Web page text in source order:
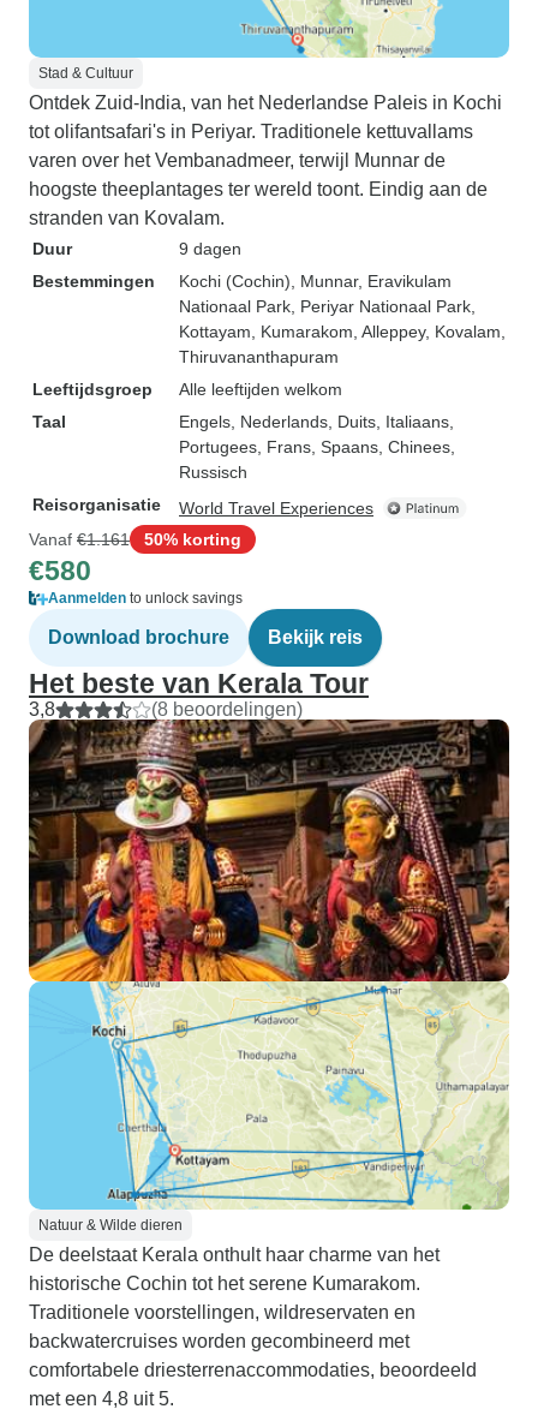
Stad & Cultuur
Ontdek Zuid-India, van het Nederlandse Paleis in Kochi
tot olifantsafari's in Periyar. Traditionele kettuvallams
varen over het Vembanadmeer, terwijl Munnar de
hoogste theeplantages ter wereld toont. Eindig aan de
stranden van Kovalam.
Duur
9 dagen
Bestemmingen
Kochi (Cochin) , Munnar, Eravikulam
Nationaal Park , Periyar Nationaal Park
Kottayam , Kumarakom , Alleppey, Kovalam
Thiruvananthapuram
Leeftijdsgroep
Alle leeftijden welkom
Taal
Engels, Nederlands, Duits, Italiaans,
Portugees, Frans, Spaans, Chinees,
Russisch
Reisorganisatie
World Travel Experiences
Vanaf €1.161 50% korting
€580
Aanmelden to unlock savings
Download brochure Bekijk reis
Het beste van Kerala Tour
3,8 (8 beoordelingen)
Natuur & Wilde dieren
De deelstaat Kerala onthult haar charme van het
historische Cochin tot het serene Kumarakom.
Traditionele voorstellingen, wildreservaten en
backwatercruises worden gecombineerd met
comfortabele driesterrenaccommodaties, beoordeeld
met een 4,8 uit 5.